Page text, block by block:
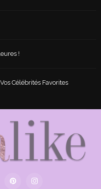
!
Célébrités Favorites